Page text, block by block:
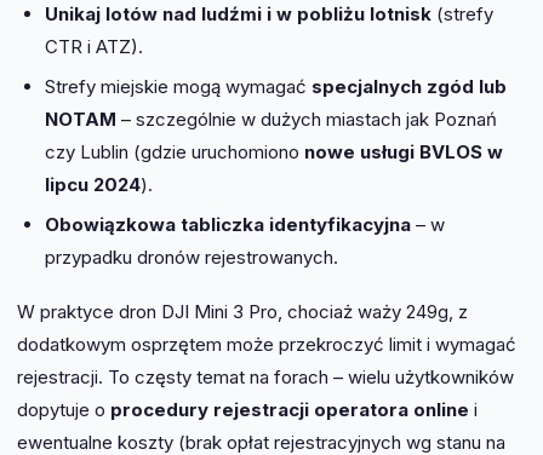
Unikaj lotów nad ludźmi i w pobliżu lotnisk(strefy
CTR i ATZ).
Strefy miejskie mogą wymagać specjalnych zgód lub
NOTAM – szczególnie w dużych miastach jak Poznań
czy Lublin (gdzie uruchomiono nowe usługi BVLOS w
lipcu 2024).
Obowiązkowa tabliczka identyfikacyjna– w
przypadku dronów rejestrowanych.
W praktyce dron DJI Mini 3 Pro, chociaż waży 249g, z
dodatkowym osprzętem może przekroczyć limit i wymagać
rejestracji. To częsty temat na forach – wielu użytkowników
dopytuje o procedury rejestracji operatora online i
ewentualne koszty (brak opłat rejestracyjnych wg stanu na